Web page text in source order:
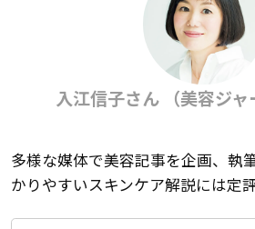
入江信子さん （美容ジャ
多様な媒体で美容記事を企画、執
かりやすいスキンケア解説には定